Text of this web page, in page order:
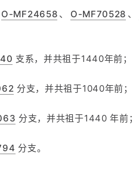
O-MF24658 、 O-MF70528 、
支系，并共祖于1440年前；
分支，并共祖于1040年前；
分支，并共祖于1440 年前；
分支。